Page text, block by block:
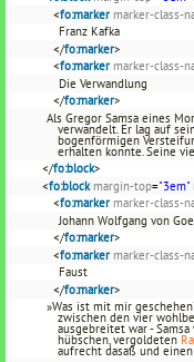
<fo:marker marker-class-
Franz Kafka
</fo:marker>
<fo:marker marker-class-
Die Verwandlung
</fo:marker>
Als Gregor Samsa eines
verwandelt. Er lag auf
bogenförmigen
erhalten konnte. Seine
</fo:block>
<fo:block margin-top="3em"
<fo:marker marker-class-
Johann Wolfgang von
</fo:marker>
<fo:marker marker-class-
Faust
</fo:marker>
»Was ist mit mir
zwischen den vier
ausgebreitet war -
hübschen, vergoldeten
aufrecht dasaß und